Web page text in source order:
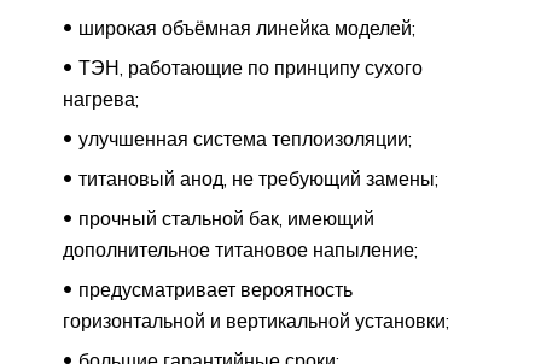
широкая объёмная линейка моделей;
ТЭН, работающие по принципу сухого
нагрева;
улучшенная система теплоизоляции;
титановый анод, не требующий замены;
прочный стальной бак, имеющий
дополнительное титановое напыление;
предусматривает вероятность
горизонтальной и вертикальной установки;